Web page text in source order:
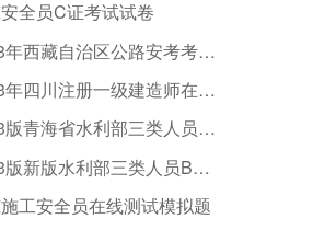
全员C证考试试卷
2023年西藏自治区公路安考考试模拟题
2023年四川注册一级建造师在线测试模拟题库
2023版青海省水利部三类人员C证模拟习题
2023版新版水利部三类人员B证在线测试模拟试题
工安全员在线测试模拟题